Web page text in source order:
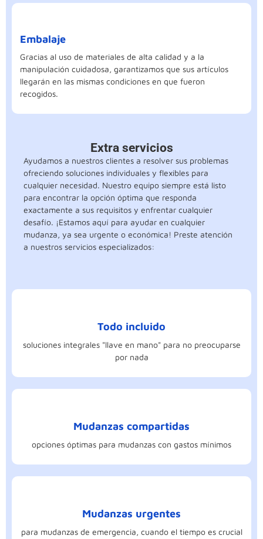
Embalaje
Gracias al uso de materiales de alta calidad y a la
manipulación cuidadosa, garantizamos que sus artículos
llegarán en las mismas condiciones en que fueron
recogidos.
Extra servicios
Ayudamos a nuestros clientes a resolver sus problemas
ofreciendo soluciones individuales y flexibles para
cualquier necesidad. Nuestro equipo siempre está listo
para encontrar la opción óptima que responda
exactamente a sus requisitos y enfrentar cualquier
desafío. ¡Estamos aquí para ayudar en cualquier
mudanza, ya sea urgente o económica! Preste atención
a nuestros servicios especializados:
Todo incluido
soluciones integrales "llave en mano" para no preocuparse
por nada
Mudanzas compartidas
opciones óptimas para mudanzas con gastos mínimos
Mudanzas urgentes
para mudanzas de emergencia, cuando el tiempo es crucial